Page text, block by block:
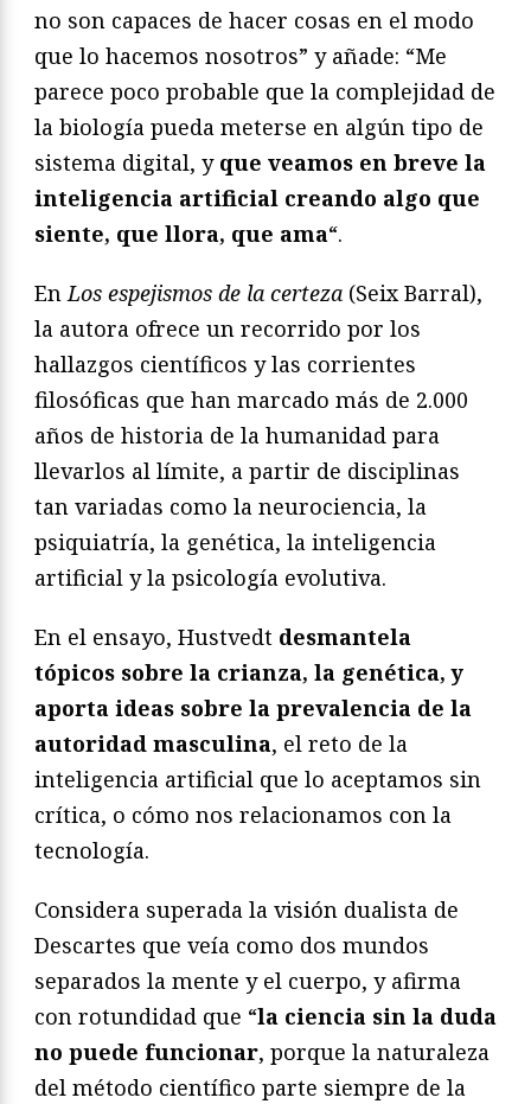
no son capaces de hacer cosas en el modo
que lo hacemos nosotros” y añade: “Me
parece poco probable que la complejidad de
la biología pueda meterse en algún tipo de
sistema digital, y que veamos en breve la
inteligencia artificial creando algo que
siente, que llora, que ama“.
En Los espejismos de la certeza (Seix Barral),
la autora ofrece un recorrido por los
hallazgos científicos y las corrientes
filosóficas que han marcado más de 2.000
años de historia de la humanidad para
llevarlos al límite, a partir de disciplinas
tan variadas como la neurociencia, la
psiquiatría, la genética, la inteligencia
artificial y la psicología evolutiva.
En el ensayo, Hustvedt desmantela
tópicos sobre la crianza, la genética, y
aporta ideas sobre la prevalencia de la
autoridad masculina, el reto de la
inteligencia artificial que lo aceptamos sin
crítica, o cómo nos relacionamos con la
tecnología.
Considera superada la visión dualista de
Descartes que veía como dos mundos
separados la mente y el cuerpo, y afirma
con rotundidad que “la ciencia sin la duda
no puede funcionar, porque la naturaleza
del método científico parte siempre de la